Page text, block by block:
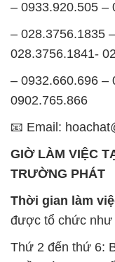
0902.765.866
📧 Email:
TRƯỜNG PHÁT
được tổ chức như
Thứ 2 đến thứ 6:
chiều: từ 12h30
Thứ 7: Buổi
12h30 đến 16h
Chủ nhật: Nghỉ